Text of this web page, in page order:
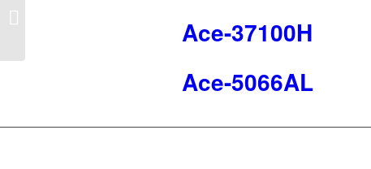
Ace-37100H
Ace-5066AL